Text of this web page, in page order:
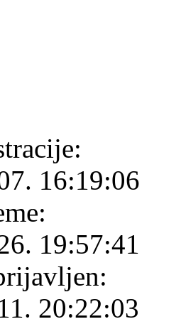
16:19:06
19:57:41
20:22:03